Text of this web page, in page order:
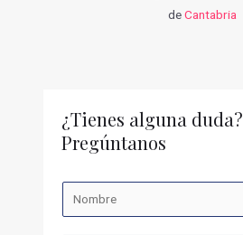
deCantabria
¿Tienes alguna duda?
Pregúntanos